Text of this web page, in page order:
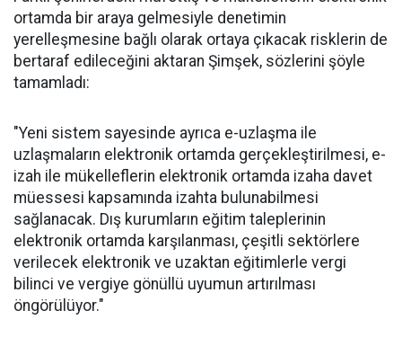
ortamda bir araya gelmesiyle denetimin
yerelleşmesine bağlı olarak ortaya çıkacak risklerin de
bertaraf edileceğini aktaran Şimşek, sözlerini şöyle
tamamladı:
"Yeni sistem sayesinde ayrıca e-uzlaşma ile
uzlaşmaların elektronik ortamda gerçekleştirilmesi, e-
izah ile mükelleflerin elektronik ortamda izaha davet
müessesi kapsamında izahta bulunabilmesi
sağlanacak. Dış kurumların eğitim taleplerinin
elektronik ortamda karşılanması, çeşitli sektörlere
verilecek elektronik ve uzaktan eğitimlerle vergi
bilinci ve vergiye gönüllü uyumun artırılması
öngörülüyor."